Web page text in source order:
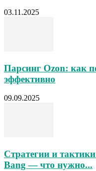
03.11.2025
Парсинг Ozon: как
эффективно
09.09.2025
Стратегии и
Bang — что нужно...